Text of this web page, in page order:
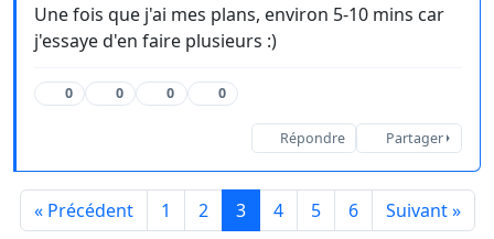
Une fois que j'ai mes plans, environ 5-10 mins car
j'essaye d'en faire plusieurs :)
0 0 0 0
Répondre Partager
« Précédent 1 2 3 4 5 6 Suivant »